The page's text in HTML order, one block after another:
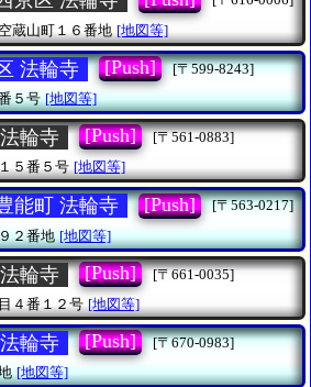
蔵山町１６番地 [地図等]
法輪寺 [Push]
[〒599-8243]
５号 [地図等]
輪寺 [Push]
[〒561-0883]
５番５号 [地図等]
能町 法輪寺 [Push]
[〒563-0217]
２番地 [地図等]
輪寺 [Push]
[〒661-0035]
４番１２号 [地図等]
輪寺 [Push]
[〒670-0983]
[地図等]